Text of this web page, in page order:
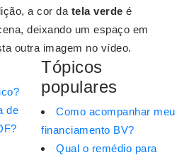
a cor da tela verde é
deixando um espaço em
outra imagem no vídeo.
de
Tópicos
populares
Como acompanhar meu
financiamento BV?
Qual o remédio para